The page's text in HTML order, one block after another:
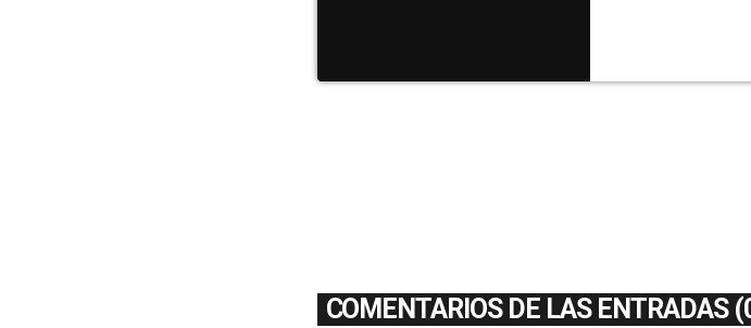
COMENTARIOS DE LAS ENTRADAS